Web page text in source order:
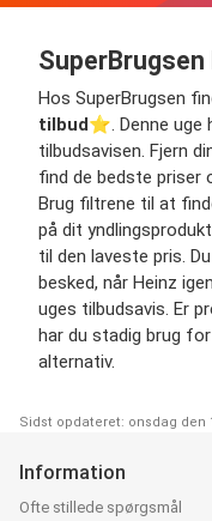
SuperBrugsen
Hos SuperBrugsen
tilbud⭐️. Denne uge
tilbudsavisen. Fjern
find de bedste priser
Brug filtrene til at
på dit
til den laveste pris.
besked, når Heinz
uges tilbudsavis. Er
har du stadig brug
alternativ.
Sidst opdateret: onsdag den
Information
Ofte stillede spørgsmål